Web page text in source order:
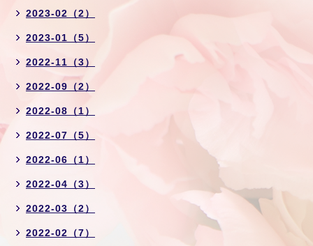
2023-02（2）
2023-01（5）
2022-11（3）
2022-09（2）
2022-08（1）
2022-07（5）
2022-06（1）
2022-04（3）
2022-03（2）
2022-02（7）